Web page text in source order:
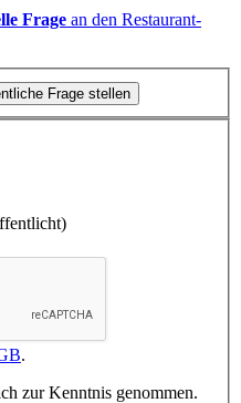
Frage an den Restaurant-
Frage stellen
.
zur Kenntnis genommen.